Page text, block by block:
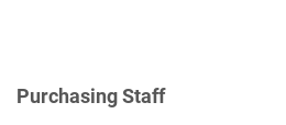
Purchasing Staff